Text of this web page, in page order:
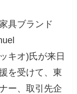
具ブランド
キオ)氏が来日
を受けて、東
ー、取引先企